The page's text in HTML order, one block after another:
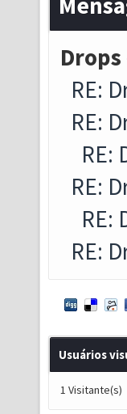
Drops
RE:
RE:
RE:
RE:
RE:
RE:
Usuários
1 Visitante(s)